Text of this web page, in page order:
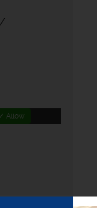
✓ Allow